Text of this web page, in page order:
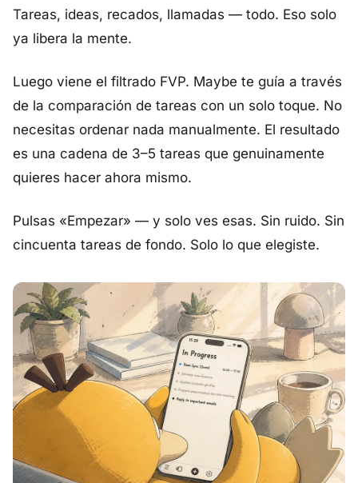
Tareas, ideas, recados, llamadas — todo. Eso solo
ya libera la mente.
Luego viene el filtrado FVP. Maybe te guía a través
de la comparación de tareas con un solo toque. No
necesitas ordenar nada manualmente. El resultado
es una cadena de 3–5 tareas que genuinamente
quieres hacer ahora mismo.
Pulsas «Empezar» — y solo ves esas. Sin ruido. Sin
cincuenta tareas de fondo. Solo lo que elegiste.